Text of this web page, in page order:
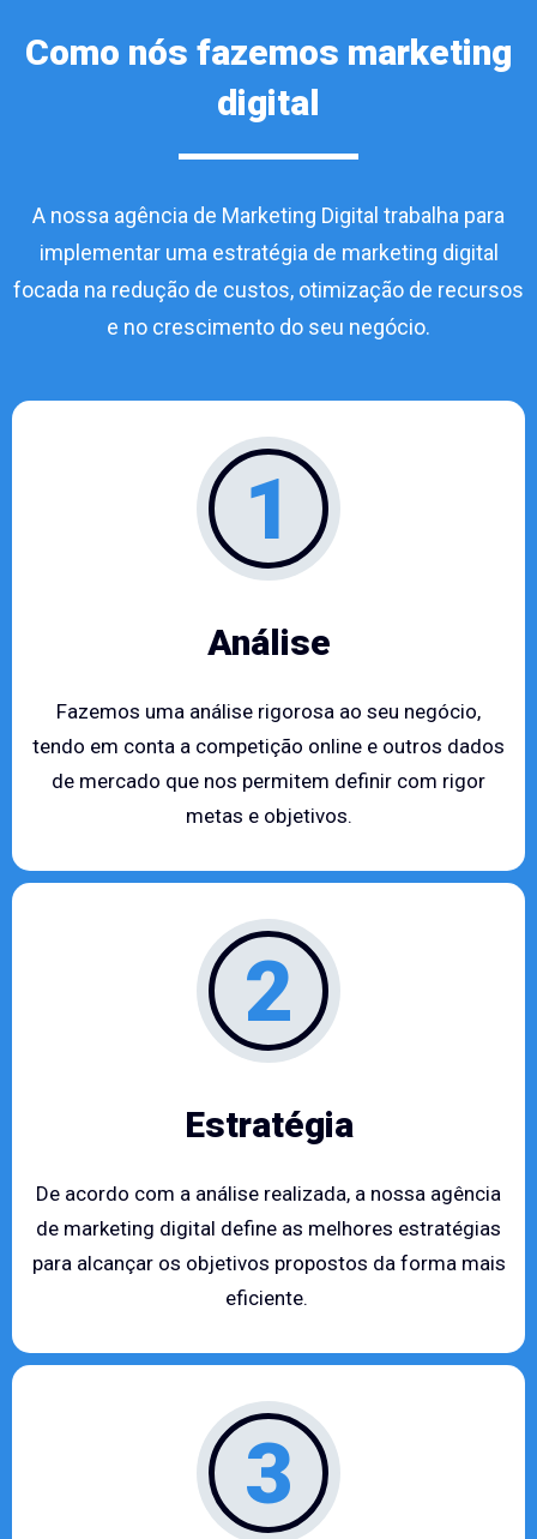
Como nós fazemos marketing
digital
A nossa agência de Marketing Digital trabalha para
implementar uma estratégia de marketing digital
focada na redução de custos, otimização de recursos
e no crescimento do seu negócio.
1
Análise
Fazemos uma análise rigorosa ao seu negócio,
tendo em conta a competição online e outros dados
de mercado que nos permitem definir com rigor
metas e objetivos.
2
Estratégia
De acordo com a análise realizada, a nossa agência
de marketing digital define as melhores estratégias
para alcançar os objetivos propostos da forma mais
eficiente.
3